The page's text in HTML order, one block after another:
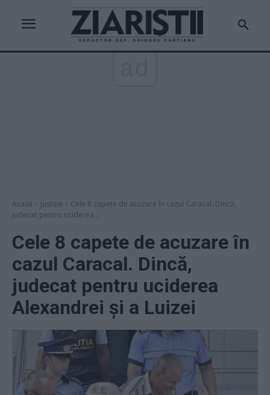
Acasă Justiție
Cele 8 capete de acuzare în cazul Caracal. Dincă,
judecat pentru uciderea...
Cele 8 capete de acuzare în
cazul Caracal. Dincă,
judecat pentru uciderea
Alexandrei și a Luizei